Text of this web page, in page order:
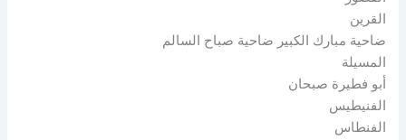
القرين
ضاحية مبارك الكبير ضاحية صباح السالم
المسيلة
أبو فطيرة صبحان
الفنيطيس
الفنطاس